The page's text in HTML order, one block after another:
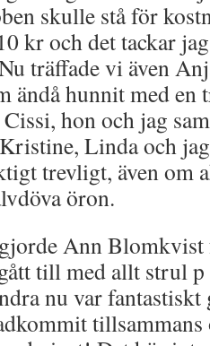
skulle stå för
kr och det tackar
träffade vi även
ändå hunnit med en
hon och jag
Linda och
trevligt, även om
öron.
Ann Blomkvist
till med allt strul
nu var
tillsammans